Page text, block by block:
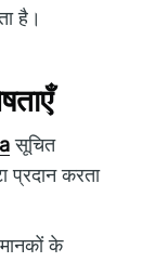
है।
सूचित
प्रदान करता
मानकों के